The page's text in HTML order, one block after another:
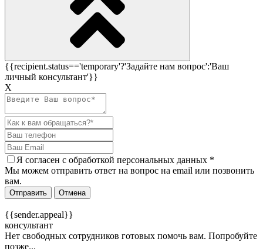
{{recipient.status=='temporary'?'Задайте нам вопрос':'Ваш
личный консультант'}}
Х
Я согласен c обработкой персональных данных *
Мы можем отправить ответ на вопрос на email или позвонить
вам.
Отправить Отмена
{{sender.appeal}}
консультант
Нет свободных сотрудников готовых помочь вам. Попробуйте
позже...